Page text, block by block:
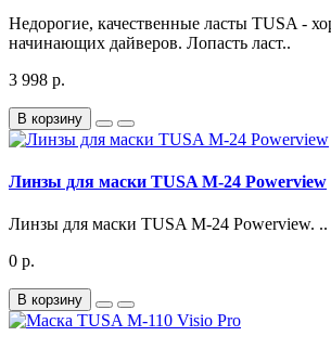
Недорогие, качественные ласты TUSA -
начинающих дайверов. Лопасть ласт..
3 998 р.
В корзину
Линзы для маски TUSA M-24 Powerview
Линзы для маски TUSA M-24 Powerview. ..
0 р.
В корзину